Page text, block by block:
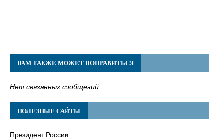
ВАМ ТАКЖЕ МОЖЕТ ПОНРАВИТЬСЯ
Нет связанных сообщений
ПОЛЕЗНЫЕ САЙТЫ
Президент России